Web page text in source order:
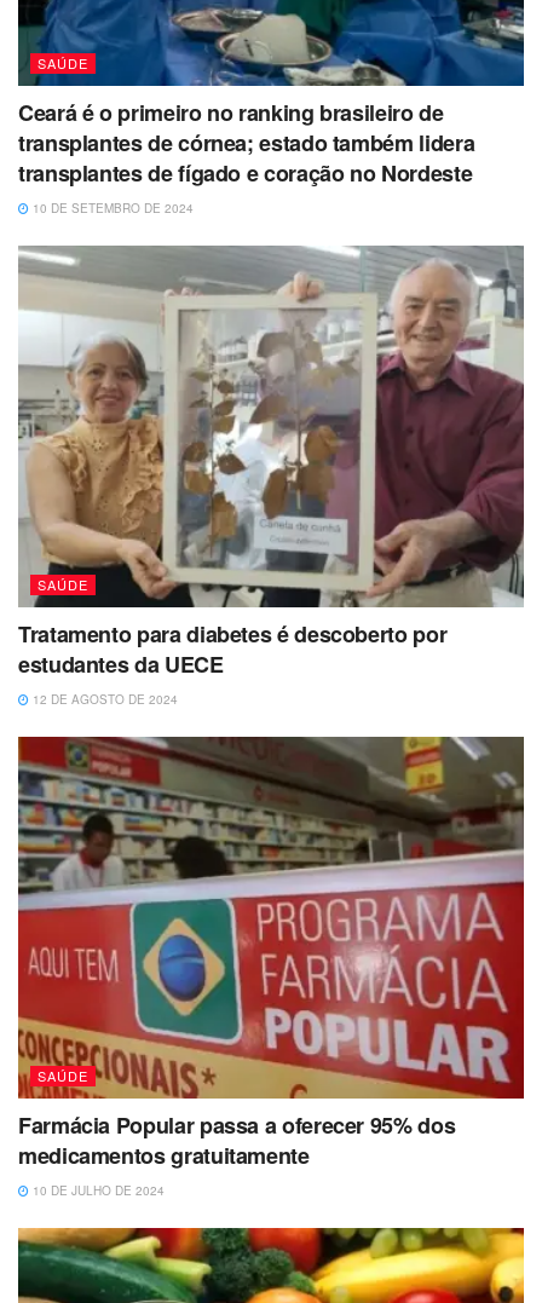
SAÚDE
Ceará é o primeiro no ranking brasileiro de
transplantes de córnea; estado também lidera
transplantes de fígado e coração no Nordeste
10 DE SETEMBRO DE 2024
SAÚDE
Tratamento para diabetes é descoberto por
estudantes da UECE
12 DE AGOSTO DE 2024
SAÚDE
Farmácia Popular passa a oferecer 95% dos
medicamentos gratuitamente
10 DE JULHO DE 2024